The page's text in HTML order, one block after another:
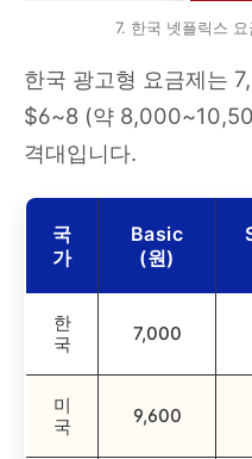
7. 한국 넷플릭스
한국 광고형 요금제는
$6~8 (약
격대입니다.
국
가
Basic
(원)
한
국
7,000
미
국
9,600